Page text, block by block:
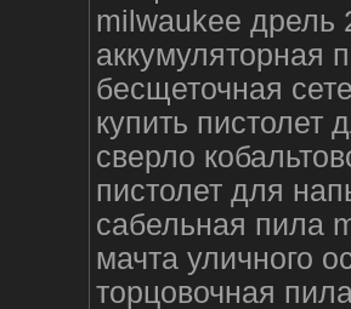
milwaukee дрель
аккумуляторная
бесщеточная
купить пистолет
сверло
пистолет для
сабельная пила
мачта уличного
торцовочная